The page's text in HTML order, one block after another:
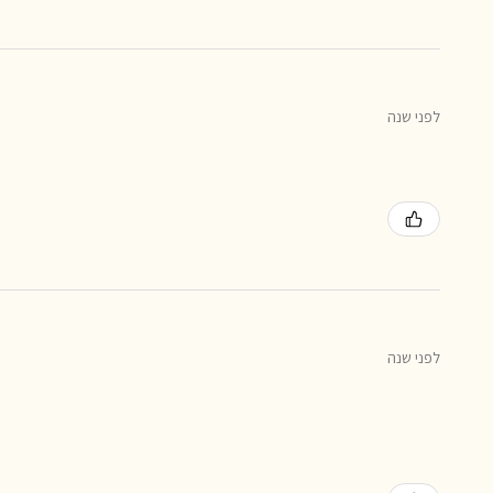
לפני שנה
לפני שנה